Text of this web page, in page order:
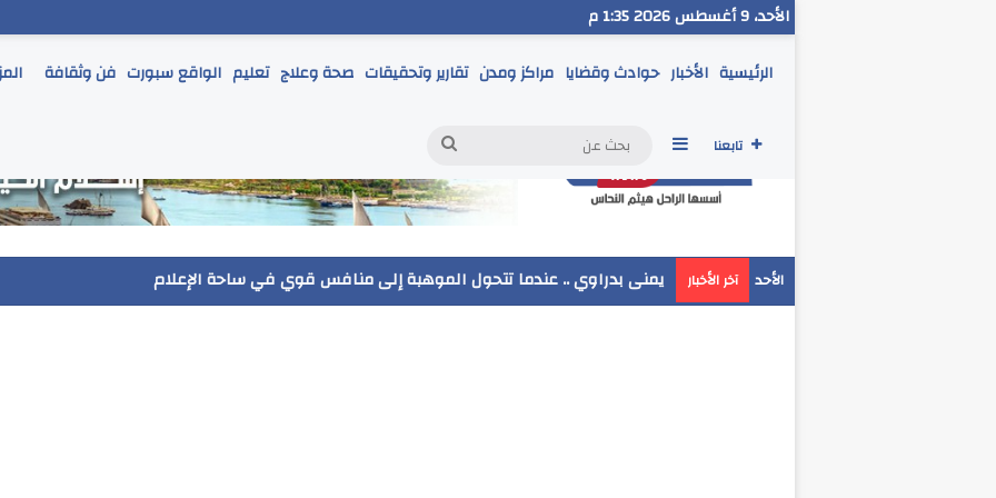
الأحد، 9 أغسطس 2026 1:35 م
الرئيسية الأخبار حوادث وقضايا مراكز ومدن تقارير وتحقيقات صحة وعلاج تعليم الواقع سبورت فن وثقافة
تابعنا إضافة عمود جانبي
بحث
عن
الأحد آخر الأخبار مدير تعليم البحر الاحمر يتابع انطلاق امتحانات الشهادة الإعدادية ويؤكد: الانضباط